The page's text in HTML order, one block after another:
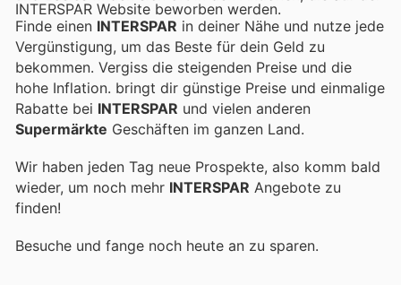
INTERSPAR Website beworben werden.
Finde einen INTERSPAR in deiner Nähe und nutze jede
Vergünstigung, um das Beste für dein Geld zu
bekommen. Vergiss die steigenden Preise und die
hohe Inflation. bringt dir günstige Preise und einmalige
Rabatte bei INTERSPAR und vielen anderen
Supermärkte Geschäften im ganzen Land.
Wir haben jeden Tag neue Prospekte, also komm bald
wieder, um noch mehr INTERSPAR Angebote zu
finden!
Besuche und fange noch heute an zu sparen.